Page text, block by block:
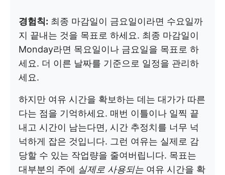
경험칙: 최종 마감일이 금요일이라면 수요일까
지 끝내는 것을 목표로 하세요. 최종 마감일이
Monday라면 목요일이나 금요일을 목표로 하
세요. 더 이른 날짜를 기준으로 일정을 관리하
세요.
하지만 여유 시간을 확보하는 데는 대가가 따른
다는 점을 기억하세요. 매번 이틀이나 일찍 끝
내고 시간이 남는다면, 시간 추정치를 너무 넉
넉하게 잡은 것입니다. 그런 여유는 실제로 감
당할 수 있는 작업량을 줄여버립니다. 목표는
대부분의 주에 실제로 사용되는 여유 시간을 확